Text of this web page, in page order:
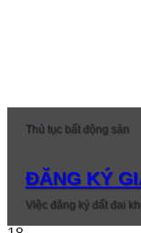
Thủ tục bất động sản
ĐĂNG KÝ
Việc đăng ký đất đai